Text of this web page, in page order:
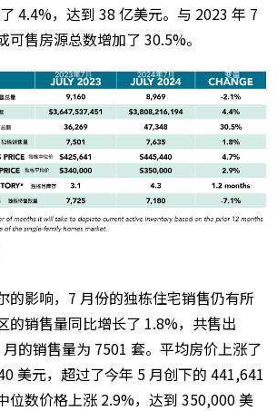
4.4%，达到 38 亿美元。与 2023 年 7
可售房源总数增加了 30.5%。
的影响，7 月份的独栋住宅销售仍有所
的销售量同比增长了 1.8%，共售出
的销售量为 7501 套。平均房价上涨了
美元，超过了今年 5 月创下的 441,641
位数价格上涨 2.9%，达到 350,000 美